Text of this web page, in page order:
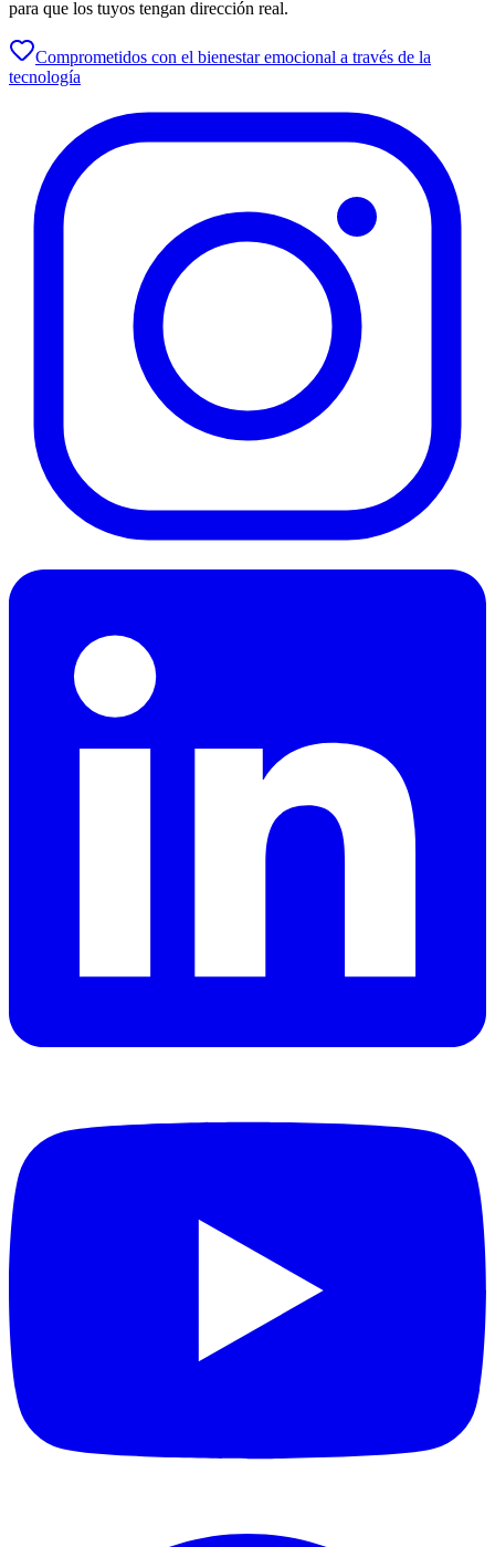
para que los tuyos tengan dirección real.
Comprometidos con el bienestar emocional a través de la
tecnología